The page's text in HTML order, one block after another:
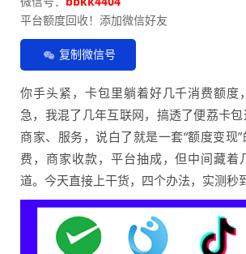
平台额度回收！添加微信好友
复制微信号
你手头紧，卡包里躺着好几千消费额度
急，我混了几年互联网，搞透了便荔卡
商家、服务，说白了就是一套“额度变
费，商家收款，平台抽成，但中间藏着
道。今天直接上干货，四个办法，实测秒